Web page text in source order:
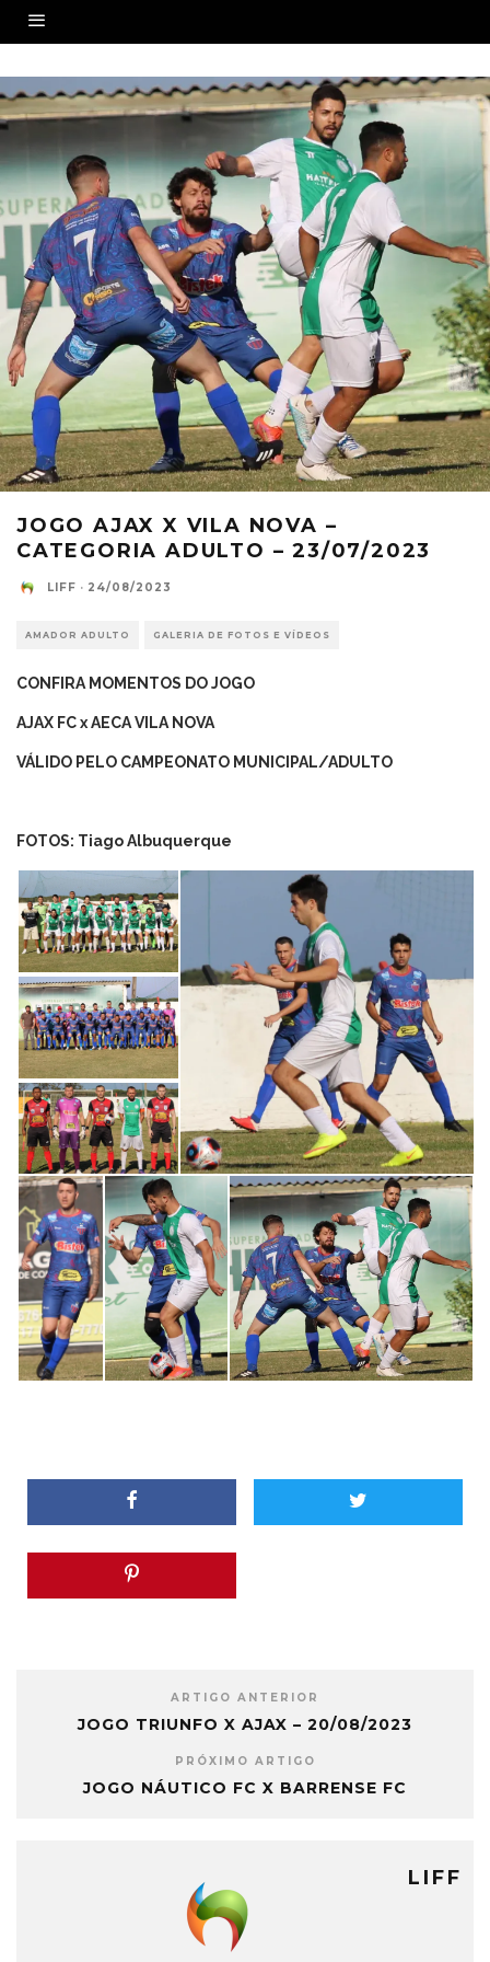
JOGO AJAX X VILA NOVA –
CATEGORIA ADULTO – 23/07/2023
LIFF · 24/08/2023
AMADOR ADULTO GALERIA DE FOTOS E VÍDEOS
CONFIRA MOMENTOS DO JOGO
AJAX FC x AECA VILA NOVA
VÁLIDO PELO CAMPEONATO MUNICIPAL/ADULTO
FOTOS: Tiago Albuquerque
ARTIGO ANTERIOR
JOGO TRIUNFO X AJAX – 20/08/2023
PRÓXIMO ARTIGO
JOGO NÁUTICO FC X BARRENSE FC
LIFF